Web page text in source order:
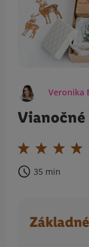
Veronika
Vianočné
35 min